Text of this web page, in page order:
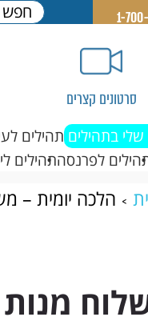
סרטונים קצרים
בתהילים תהילים
לפרנסהתהילים
הלכה יומית –
מנות